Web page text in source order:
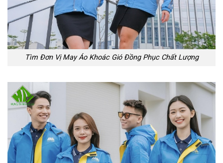
Tìm Đơn Vị May Áo Khoác Gió Đồng Phục Chất Lượng